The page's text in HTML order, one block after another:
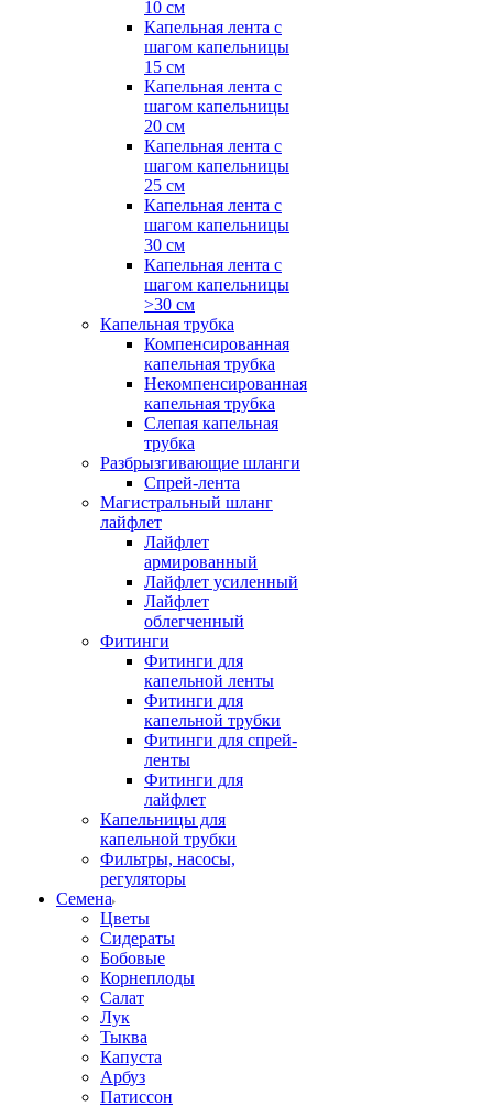
10 см
Капельная лента с
шагом капельницы
15 см
Капельная лента с
шагом капельницы
20 см
Капельная лента с
шагом капельницы
25 см
Капельная лента с
шагом капельницы
30 см
Капельная лента с
шагом капельницы
>30 см
Капельная трубка
Компенсированная
капельная трубка
Некомпенсированная
капельная трубка
Слепая капельная
трубка
Разбрызгивающие шланги
Спрей-лента
Магистральный шланг
лайфлет
Лайфлет
армированный
Лайфлет усиленный
Лайфлет
облегченный
Фитинги
Фитинги для
капельной ленты
Фитинги для
капельной трубки
Фитинги для спрей-
ленты
Фитинги для
лайфлет
Капельницы для
капельной трубки
Фильтры, насосы,
регуляторы
Семена
Цветы
Сидераты
Бобовые
Корнеплоды
Салат
Лук
Тыква
Капуста
Арбуз
Патиссон